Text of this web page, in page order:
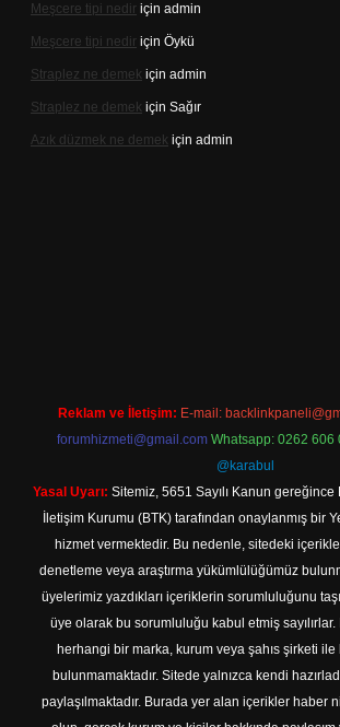
Meşcere tipi nedir için admin
Meşcere tipi nedir için Öykü
Straplez ne demek için admin
Straplez ne demek için Sağır
Azık düzmek ne demek için admin
Reklam ve İletişim: E-mail:
forumhizmeti@gmail.com Whatsapp: 0262 606
@karabul
Yasal Uyarı: Sitemiz, 5651 Sayılı Kanun
İletişim Kurumu (BTK) tarafından onaylanmış bir
hizmet vermektedir. Bu nedenle, sitedeki
denetleme veya araştırma yükümlülüğümüz
üyelerimiz yazdıkları içeriklerin sorumluluğunu
üye olarak bu sorumluluğu kabul etmiş
herhangi bir marka, kurum veya şahıs şirketi ile
bulunmamaktadır. Sitede yalnızca kendi
paylaşılmaktadır. Burada yer alan içerikler haber